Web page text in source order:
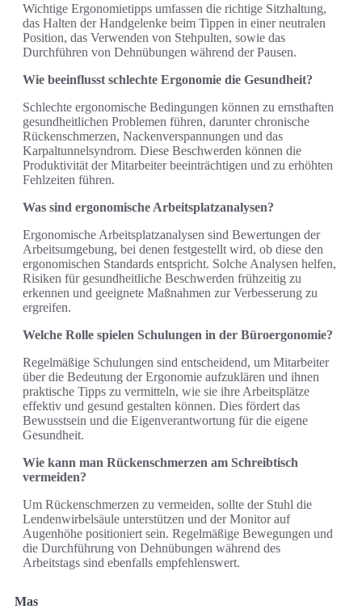
Wichtige Ergonomietipps umfassen die richtige Sitzhaltung,
das Halten der Handgelenke beim Tippen in einer neutralen
Position, das Verwenden von Stehpulten, sowie das
Durchführen von Dehnübungen während der Pausen.
Wie beeinflusst schlechte Ergonomie die Gesundheit?
Schlechte ergonomische Bedingungen können zu ernsthaften
gesundheitlichen Problemen führen, darunter chronische
Rückenschmerzen, Nackenverspannungen und das
Karpaltunnelsyndrom. Diese Beschwerden können die
Produktivität der Mitarbeiter beeinträchtigen und zu erhöhten
Fehlzeiten führen.
Was sind ergonomische Arbeitsplatzanalysen?
Ergonomische Arbeitsplatzanalysen sind Bewertungen der
Arbeitsumgebung, bei denen festgestellt wird, ob diese den
ergonomischen Standards entspricht. Solche Analysen helfen,
Risiken für gesundheitliche Beschwerden frühzeitig zu
erkennen und geeignete Maßnahmen zur Verbesserung zu
ergreifen.
Welche Rolle spielen Schulungen in der Büroergonomie?
Regelmäßige Schulungen sind entscheidend, um Mitarbeiter
über die Bedeutung der Ergonomie aufzuklären und ihnen
praktische Tipps zu vermitteln, wie sie ihre Arbeitsplätze
effektiv und gesund gestalten können. Dies fördert das
Bewusstsein und die Eigenverantwortung für die eigene
Gesundheit.
Wie kann man Rückenschmerzen am Schreibtisch
vermeiden?
Um Rückenschmerzen zu vermeiden, sollte der Stuhl die
Lendenwirbelsäule unterstützen und der Monitor auf
Augenhöhe positioniert sein. Regelmäßige Bewegungen und
die Durchführung von Dehnübungen während des
Arbeitstags sind ebenfalls empfehlenswert.
Mas